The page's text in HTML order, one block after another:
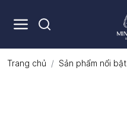
Trang chủ Sản phẩm nổi bật